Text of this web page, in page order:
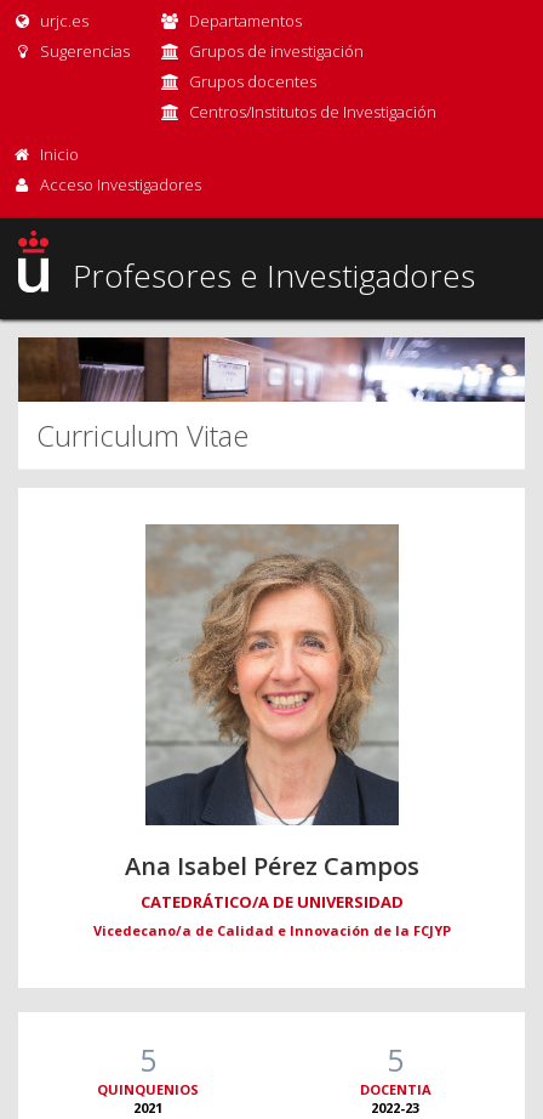
urjc.es
Sugerencias
Departamentos
Grupos de investigación
Grupos docentes
Centros/Institutos de Investigación
Inicio
Acceso Investigadores
Profesores e Investigadores
Curriculum Vitae
Ana Isabel Pérez Campos
CATEDRÁTICO/A DE UNIVERSIDAD
Vicedecano/a de Calidad e Innovación de la FCJYP
5
QUINQUENIOS
2021
5
DOCENTIA
2022-23